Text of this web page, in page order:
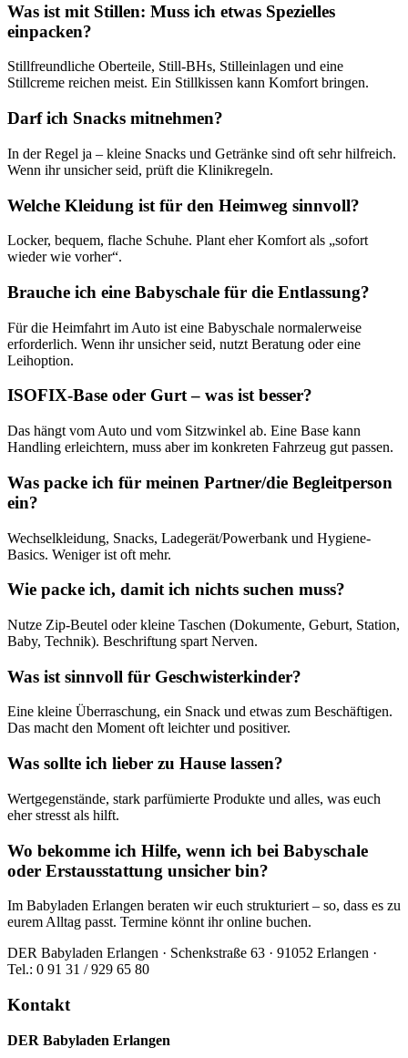
Was ist mit Stillen: Muss ich etwas Spezielles
einpacken?
Stillfreundliche Oberteile, Still-BHs, Stilleinlagen und eine
Stillcreme reichen meist. Ein Stillkissen kann Komfort bringen.
Darf ich Snacks mitnehmen?
In der Regel ja – kleine Snacks und Getränke sind oft sehr hilfreich.
Wenn ihr unsicher seid, prüft die Klinikregeln.
Welche Kleidung ist für den Heimweg sinnvoll?
Locker, bequem, flache Schuhe. Plant eher Komfort als „sofort
wieder wie vorher“.
Brauche ich eine Babyschale für die Entlassung?
Für die Heimfahrt im Auto ist eine Babyschale normalerweise
erforderlich. Wenn ihr unsicher seid, nutzt Beratung oder eine
Leihoption.
ISOFIX-Base oder Gurt – was ist besser?
Das hängt vom Auto und vom Sitzwinkel ab. Eine Base kann
Handling erleichtern, muss aber im konkreten Fahrzeug gut passen.
Was packe ich für meinen Partner/die Begleitperson
ein?
Wechselkleidung, Snacks, Ladegerät/Powerbank und Hygiene-
Basics. Weniger ist oft mehr.
Wie packe ich, damit ich nichts suchen muss?
Nutze Zip-Beutel oder kleine Taschen (Dokumente, Geburt, Station,
Baby, Technik). Beschriftung spart Nerven.
Was ist sinnvoll für Geschwisterkinder?
Eine kleine Überraschung, ein Snack und etwas zum Beschäftigen.
Das macht den Moment oft leichter und positiver.
Was sollte ich lieber zu Hause lassen?
Wertgegenstände, stark parfümierte Produkte und alles, was euch
eher stresst als hilft.
Wo bekomme ich Hilfe, wenn ich bei Babyschale
oder Erstausstattung unsicher bin?
Im Babyladen Erlangen beraten wir euch strukturiert – so, dass es zu
eurem Alltag passt. Termine könnt ihr online buchen.
DER Babyladen Erlangen · Schenkstraße 63 · 91052 Erlangen ·
Tel.: 0 91 31 / 929 65 80
Kontakt
DER Babyladen Erlangen